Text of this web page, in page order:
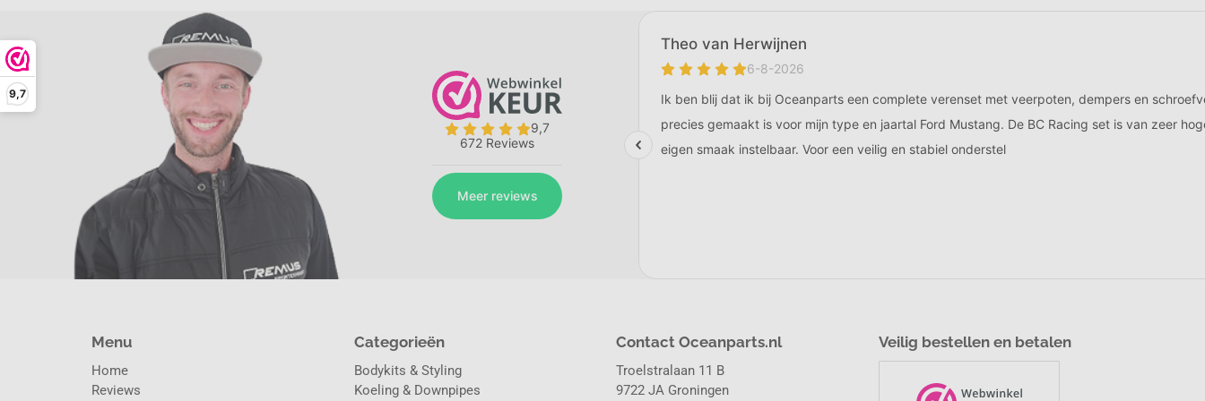
9,7
Klanten geven ons een 9,7
Categorieën
Bodykits & Styling
Koeling & Downpipes
Menu
Home
Reviews
Contact Oceanparts.nl
Troelstralaan 11 B
9722 JA Groningen
Veilig bestellen en betalen